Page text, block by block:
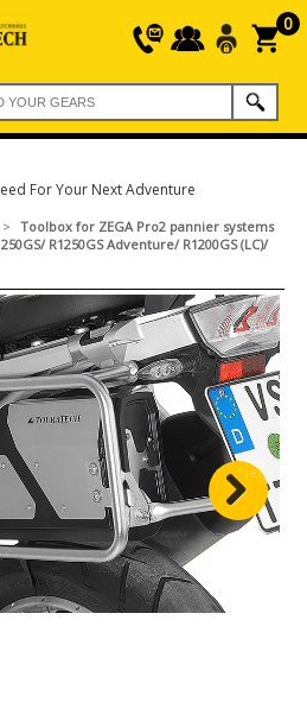
0
For Your Next Adventure
Toolbox for ZEGA Pro2 pannier systems
R1250GS Adventure/ R1200GS (LC)/
Next